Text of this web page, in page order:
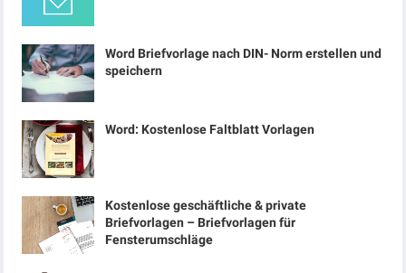
Word Briefvorlage nach DIN- Norm erstellen und
speichern
Word: Kostenlose Faltblatt Vorlagen
Kostenlose geschäftliche & private
Briefvorlagen – Briefvorlagen für
Fensterumschläge